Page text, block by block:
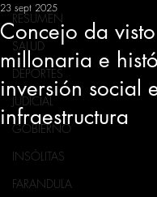
RESUMEN
SALUD
DEPORTES
JUDICIAL
GOBIERNO
INSÓLITAS
FARANDULA
Concejo da
millonaria e
inversión social
infraestructura
23 sept 2025